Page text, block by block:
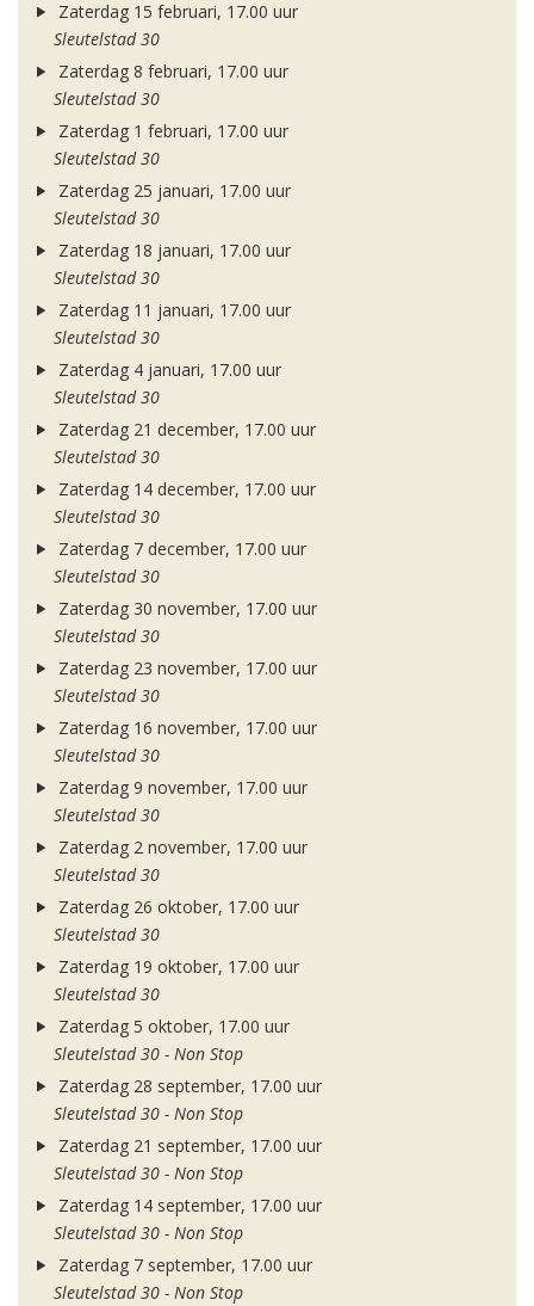
Zaterdag 15 februari, 17.00 uur
Sleutelstad 30
Zaterdag 8 februari, 17.00 uur
Sleutelstad 30
Zaterdag 1 februari, 17.00 uur
Sleutelstad 30
Zaterdag 25 januari, 17.00 uur
Sleutelstad 30
Zaterdag 18 januari, 17.00 uur
Sleutelstad 30
Zaterdag 11 januari, 17.00 uur
Sleutelstad 30
Zaterdag 4 januari, 17.00 uur
Sleutelstad 30
Zaterdag 21 december, 17.00 uur
Sleutelstad 30
Zaterdag 14 december, 17.00 uur
Sleutelstad 30
Zaterdag 7 december, 17.00 uur
Sleutelstad 30
Zaterdag 30 november, 17.00 uur
Sleutelstad 30
Zaterdag 23 november, 17.00 uur
Sleutelstad 30
Zaterdag 16 november, 17.00 uur
Sleutelstad 30
Zaterdag 9 november, 17.00 uur
Sleutelstad 30
Zaterdag 2 november, 17.00 uur
Sleutelstad 30
Zaterdag 26 oktober, 17.00 uur
Sleutelstad 30
Zaterdag 19 oktober, 17.00 uur
Sleutelstad 30
Zaterdag 5 oktober, 17.00 uur
Sleutelstad 30 - Non Stop
Zaterdag 28 september, 17.00 uur
Sleutelstad 30 - Non Stop
Zaterdag 21 september, 17.00 uur
Sleutelstad 30 - Non Stop
Zaterdag 14 september, 17.00 uur
Sleutelstad 30 - Non Stop
Zaterdag 7 september, 17.00 uur
Sleutelstad 30 - Non Stop